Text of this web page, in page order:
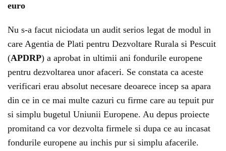
euro
Nu s-a facut niciodata un audit serios legat de modul in
care Agentia de Plati pentru Dezvoltare Rurala si Pescuit
(APDRP) a aprobat in ultimii ani fondurile europene
pentru dezvoltarea unor afaceri. Se constata ca aceste
verificari erau absolut necesare deoarece incep sa apara
din ce in ce mai multe cazuri cu firme care au tepuit pur
si simplu bugetul Uniunii Europene. Au depus proiecte
promitand ca vor dezvolta firmele si dupa ce au incasat
fondurile europene au inchis pur si simplu afacerile.